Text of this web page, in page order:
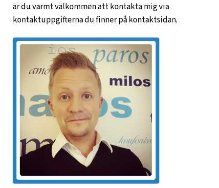
är du varmt välkommen att kontakta mig via
kontaktuppgifterna du finner på kontaktsidan.